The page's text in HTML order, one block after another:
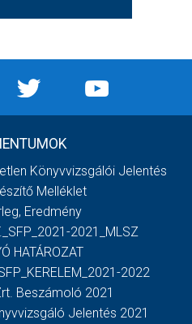
Könyvvizsgálói Jelentés
Melléklet
Eredmény
2021_MLSZ
HATÁROZAT
2022
Beszámoló 2021
Jelentés 2021